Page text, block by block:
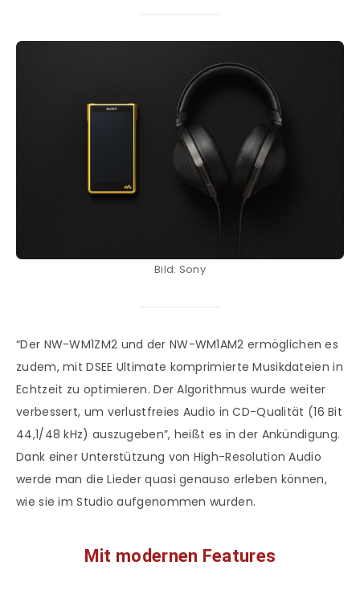
Bild: Sony
“Der NW-WM1ZM2 und der NW-WM1AM2 ermöglichen es
zudem, mit DSEE Ultimate komprimierte Musikdateien in
Echtzeit zu optimieren. Der Algorithmus wurde weiter
verbessert, um verlustfreies Audio in CD-Qualität (16 Bit
44,1/48 kHz) auszugeben”, heißt es in der Ankündigung.
Dank einer Unterstützung von High-Resolution Audio
werde man die Lieder quasi genauso erleben können,
wie sie im Studio aufgenommen wurden.
Mit modernen Features